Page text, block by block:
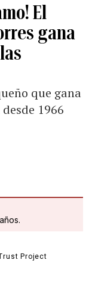
El
gana
que gana
1966